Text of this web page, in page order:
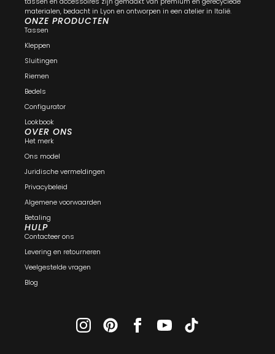
materialen, bedacht in Lyon en ontworpen in een atelier in Italië.
ONZE PRODUCTEN
Tassen
Kleppen
Sluitingen
Riemen
Bedels
Configurator
Lookbook
OVER ONS
Het merk
Ons model
Juridische vermeldingen
Privacybeleid
Algemene voorwaarden
Betaling
HULP
Contacteer ons
Levering en retourneren
Veelgestelde vragen
Blog